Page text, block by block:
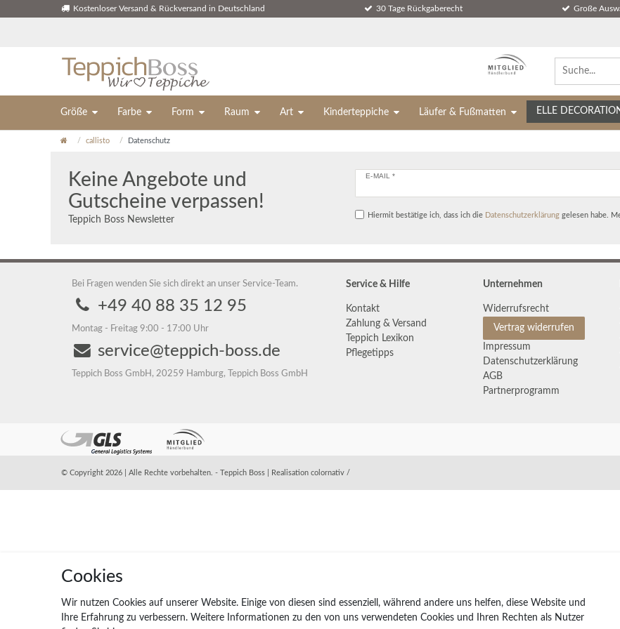
Kostenloser Versand & Rückversand in Deutschland 30 Tage Rückgaberecht Große
Größe Farbe Form Raum Art Kinderteppiche Läufer & Fußmatten ELLE
callisto Datenschutz
Keine Angebote und
Gutscheine verpassen!
Teppich Boss Newsletter
E-MAIL *
Hiermit bestätige ich, dass ich die Daten­schutz­erklärunggelesen habe.
Bei Fragen wenden Sie sich direkt an unser Service-Team.
+49 40 88 35 12 95
Montag - Freitag 9:00 - 17:00 Uhr
service@teppich-boss.de
Teppich Boss GmbH, 20259 Hamburg, Teppich Boss GmbH
Service & Hilfe
Kontakt
Zahlung & Versand
Teppich Lexikon
Pflegetipps
Unternehmen
Widerrufs­recht
Vertrag widerrufen
Impressum
Daten­schutz­erklärung
AGB
Partnerprogramm
© Copyright 2026 | Alle Rechte vorbehalten. - Teppich Boss | Realisation colornativ /
Cookies
Wir nutzen Cookies auf unserer Website. Einige von diesen sind essenziell, während andere uns helfen, diese Website und
Ihre Erfahrung zu verbessern. Weitere Informationen zu den von uns verwendeten Cookies und Ihren Rechten als Nutzer